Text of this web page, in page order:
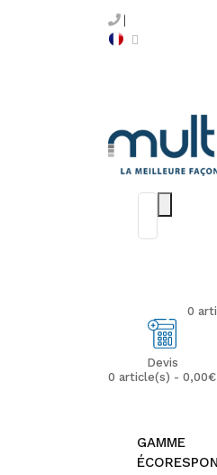
0
Devis
0 article(s) - 0,00€
GAMME